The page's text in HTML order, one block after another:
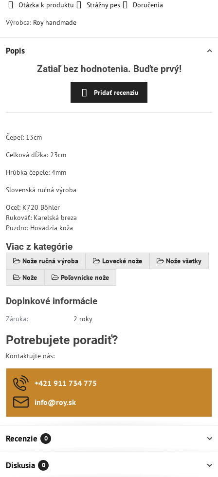
Otázka k produktu Strážny pes
Doručenia
Výrobca: Roy handmade
Popis
Zatiaľ bez hodnotenia. Buďte prvý!
Pridať recenziu
Čepeľ: 13cm
Celková dĺžka: 23cm
Hrúbka čepele: 4mm
Slovenská ručná výroba
Oceľ: K720 Böhler
Rukoväť: Karelská breza
Puzdro: Hovädzia koža
Viac z kategórie
Nože ručná výroba Lovecké nože
Nože všetky
Nože
Poľovnícke nože
Doplnkové informácie
Záruka: 2 roky
Potrebujete poradiť?
Kontaktujte nás:
+421 911 734 775
info​@roy​.sk
Recenzie 0
Diskusia 0